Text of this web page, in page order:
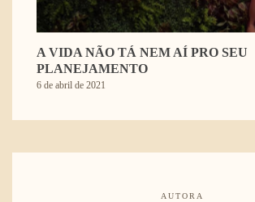
A VIDA NÃO TÁ NEM AÍ PRO SEU
PLANEJAMENTO
6 de abril de 2021
AUTORA